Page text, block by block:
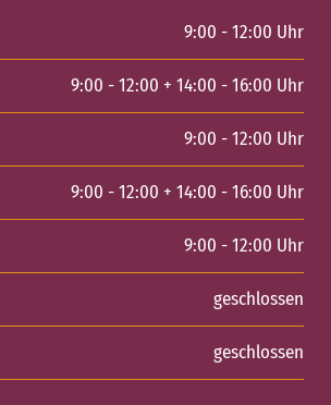
9:00 - 12:00 Uhr
9:00 - 12:00 + 14:00 - 16:00 Uhr
9:00 - 12:00 Uhr
9:00 - 12:00 + 14:00 - 16:00 Uhr
9:00 - 12:00 Uhr
geschlossen
geschlossen